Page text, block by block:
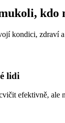
kdo
kondici, zdraví
lidi
efektivně, ale